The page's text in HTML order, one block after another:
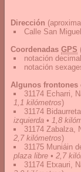
Dirección
Calle San
Coordenadas GPS
notación decimal
notación
Algunos frontones
31174 Echarri,
1,1 kilómetros)
31174
izquierda • 1,8
31174 Zabalza,
2,7 kilómetros)
31175 Muniáin
plaza libre • 2,7
31174 Etxauri,